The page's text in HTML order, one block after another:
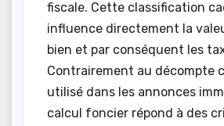
fiscale. Cette classification
influence directement la
bien et par conséquent les
Contrairement au décompte
utilisé dans les annonces
calcul foncier répond à des